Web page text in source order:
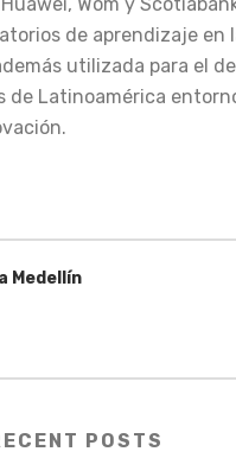
de aprendizaje en
utilizada para el
de Latinoamérica
Medellín
POSTS